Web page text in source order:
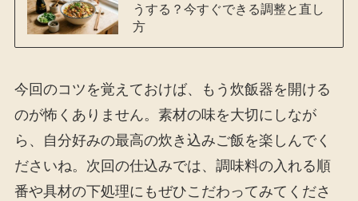
うする？今すぐできる調整と直し
方
今回のコツを覚えておけば、もう炊飯器を開ける
のが怖くありません。素材の味を大切にしなが
ら、自分好みの最高の炊き込みご飯を楽しんでく
ださいね。次回の仕込みでは、調味料の入れる順
番や具材の下処理にもぜひこだわってみてくださ